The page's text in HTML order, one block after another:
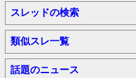
スレッドの検索
類似スレ一覧
話題のニュース